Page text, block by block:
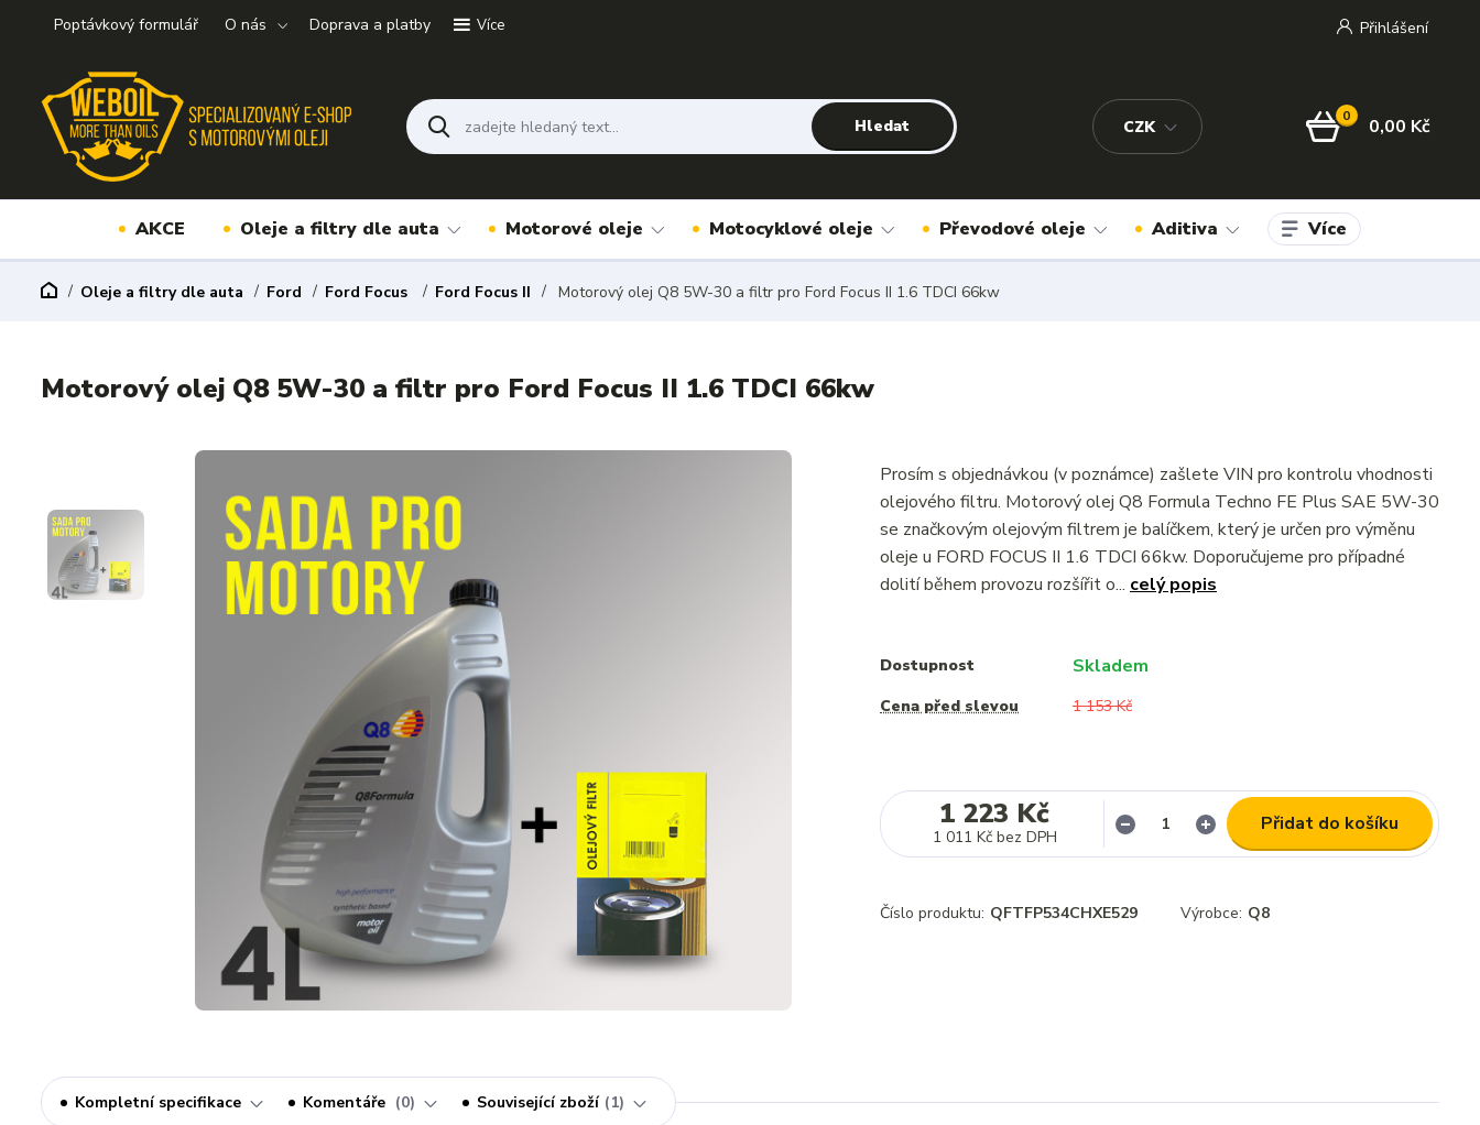
Poptávkový formulář O nás Doprava a platby Více
CZK
Přihlášení
Hledat 0 0,00 Kč
AKCE Oleje a filtry dle auta Motorové oleje Motocyklové oleje Převodové oleje Aditiva Více
Oleje a filtry dle auta Ford Ford Focus Ford Focus II Motorový olej Q8 5W-30 a filtr pro Ford Focus II 1.6 TDCI 66kw
Motorový olej Q8 5W-30 a filtr pro Ford Focus II 1.6 TDCI 66kw
Prosím s objednávkou (v poznámce) zašlete VIN pro kontrolu vhodnosti
olejového filtru. Motorový olej Q8 Formula Techno FE Plus SAE 5W-30
se značkovým olejovým filtrem je balíčkem, který je určen pro výměnu
oleje u FORD FOCUS II 1.6 TDCI 66kw. Doporučujeme pro případné
dolití během provozu rozšířit o... celý popis
Dostupnost Skladem
Cena před slevou 1 153 Kč
1 223 Kč
1 011 Kč bez DPH
Přidat do košíku
Číslo produktu: QFTFP534CHXE529 Výrobce: Q8
Kompletní specifikace Komentáře 0 Související zboží 1